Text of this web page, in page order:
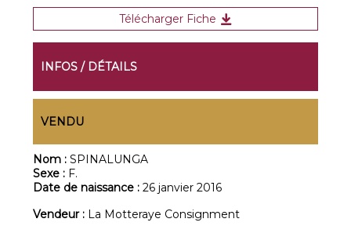
Télécharger Fiche
INFOS / DÉTAILS
VENDU
Nom :SPINALUNGA
Sexe : F.
Date de naissance :26 janvier 2016
Vendeur : La Motteraye Consignment